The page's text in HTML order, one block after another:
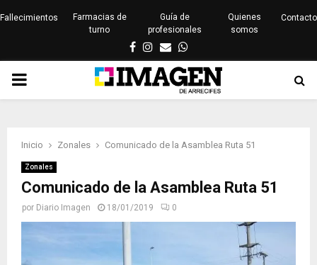
Fallecimientos
Farmacias de
turno
Guía de
profesionales
Quienes
somos
Contacto
Facebook
Instagram
EmailWhatsapp
PRIMARY
Inicio Zonales Comunicado de la Asamblea Ruta 51
Zonales
Comunicado de la Asamblea Ruta 51
por Diario Imagen 18/01/2019 0